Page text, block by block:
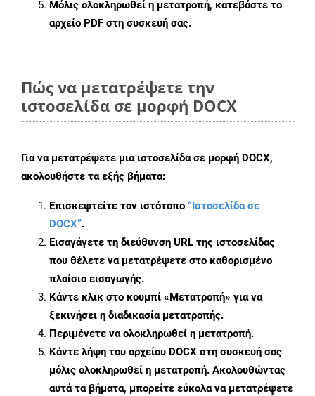
Μόλις ολοκληρωθεί η μετατροπή, κατεβάστε το
αρχείο PDF στη συσκευή σας.
Πώς να μετατρέψετε την
ιστοσελίδα σε μορφή DOCX
Για να μετατρέψετε μια ιστοσελίδα σε μορφή DOCX,
ακολουθήστε τα εξής βήματα:
Επισκεφτείτε τον ιστότοπο “Ιστοσελίδα σε
DOCX”.
Εισαγάγετε τη διεύθυνση URL της ιστοσελίδας
που θέλετε να μετατρέψετε στο καθορισμένο
πλαίσιο εισαγωγής.
Κάντε κλικ στο κουμπί «Μετατροπή» για να
ξεκινήσει η διαδικασία μετατροπής.
Περιμένετε να ολοκληρωθεί η μετατροπή.
Κάντε λήψη του αρχείου DOCX στη συσκευή σας
μόλις ολοκληρωθεί η μετατροπή. Ακολουθώντας
αυτά τα βήματα, μπορείτε εύκολα να μετατρέψετε